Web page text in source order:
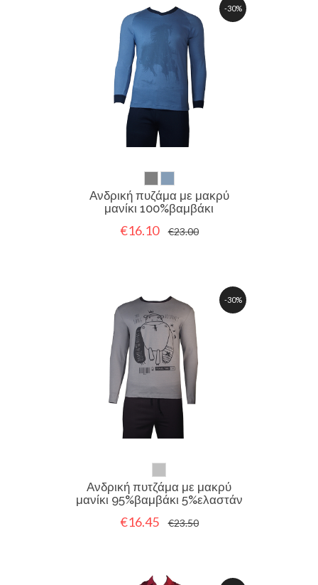
-30%
Ανδρική πυζάμα με μακρύ
μανίκι 100%βαμβάκι
€16.10 €23.00
-30%
Ανδρική πυτζάμα με μακρύ
μανίκι 95%βαμβάκι 5%ελαστάν
€16.45 €23.50